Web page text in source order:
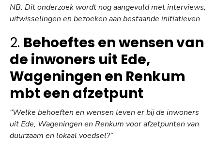
NB: Dit onderzoek wordt nog aangevuld met interviews,
uitwisselingen en bezoeken aan bestaande initiatieven.
2. Behoeftes en wensen van
de inwoners uit Ede,
Wageningen en Renkum
mbt een afzetpunt
“Welke behoeften en wensen leven er bij de inwoners
uit Ede, Wageningen en Renkum voor afzetpunten van
duurzaam en lokaal voedsel?”